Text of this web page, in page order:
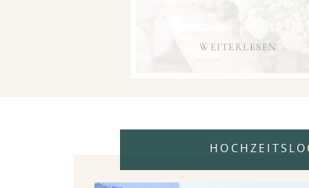
WEITERLESEN